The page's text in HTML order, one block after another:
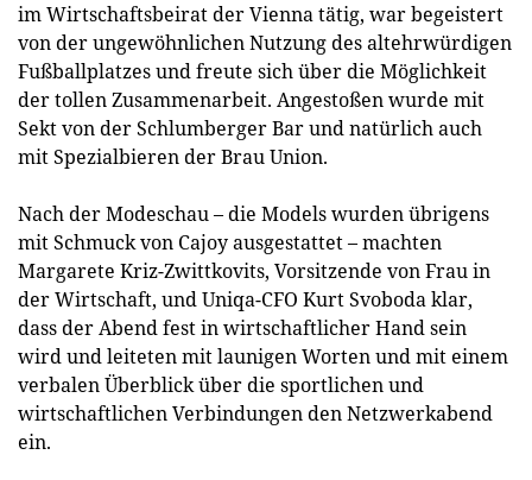
im Wirtschaftsbeirat der Vienna tätig, war begeistert
von der ungewöhnlichen Nutzung des altehrwürdigen
Fußballplatzes und freute sich über die Möglichkeit
der tollen Zusammenarbeit. Angestoßen wurde mit
Sekt von der Schlumberger Bar und natürlich auch
mit Spezialbieren der Brau Union.
Nach der Modeschau – die Models wurden übrigens
mit Schmuck von Cajoy ausgestattet – machten
Margarete Kriz-Zwittkovits, Vorsitzende von Frau in
der Wirtschaft, und Uniqa-CFO Kurt Svoboda klar,
dass der Abend fest in wirtschaftlicher Hand sein
wird und leiteten mit launigen Worten und mit einem
verbalen Überblick über die sportlichen und
wirtschaftlichen Verbindungen den Netzwerkabend
ein.